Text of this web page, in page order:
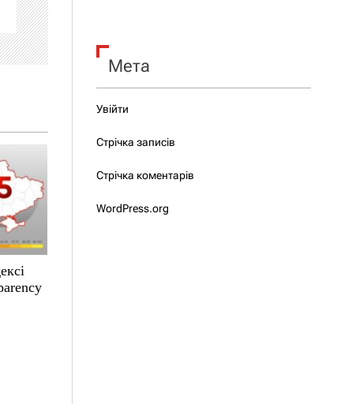
Мета
Увійти
Стрічка записів
Стрічка коментарів
WordPress.org